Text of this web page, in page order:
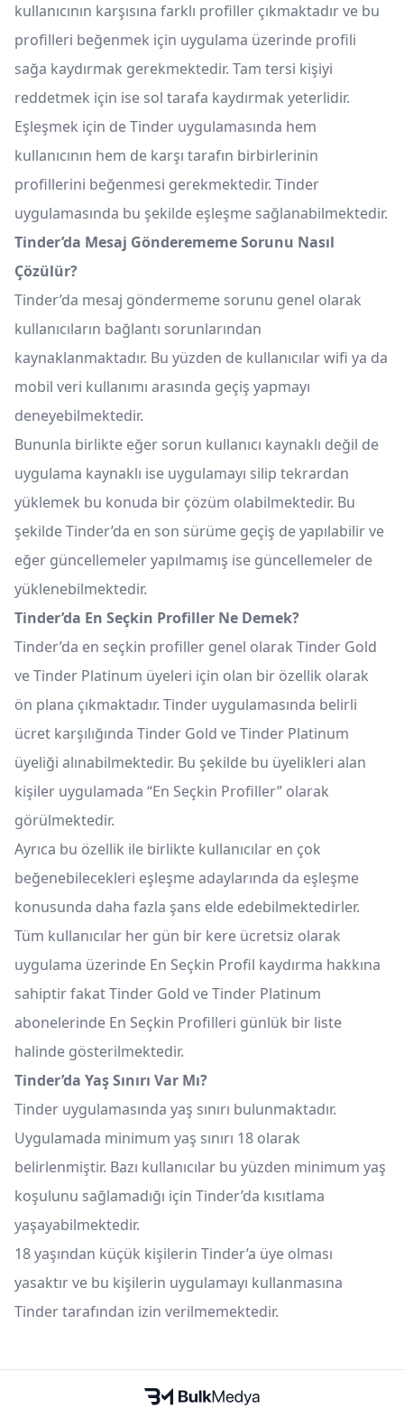
kullanıcının karşısına farklı profiller çıkmaktadır ve bu
profilleri beğenmek için uygulama üzerinde profili
sağa kaydırmak gerekmektedir. Tam tersi kişiyi
reddetmek için ise sol tarafa kaydırmak yeterlidir.
Eşleşmek için de Tinder uygulamasında hem
kullanıcının hem de karşı tarafın birbirlerinin
profillerini beğenmesi gerekmektedir. Tinder
uygulamasında bu şekilde eşleşme sağlanabilmektedir.
Tinder’da Mesaj Gönderememe Sorunu Nasıl
Çözülür?
Tinder’da mesaj göndermeme sorunu genel olarak
kullanıcıların bağlantı sorunlarından
kaynaklanmaktadır. Bu yüzden de kullanıcılar wifi ya da
mobil veri kullanımı arasında geçiş yapmayı
deneyebilmektedir.
Bununla birlikte eğer sorun kullanıcı kaynaklı değil de
uygulama kaynaklı ise uygulamayı silip tekrardan
yüklemek bu konuda bir çözüm olabilmektedir. Bu
şekilde Tinder’da en son sürüme geçiş de yapılabilir ve
eğer güncellemeler yapılmamış ise güncellemeler de
yüklenebilmektedir.
Tinder’da En Seçkin Profiller Ne Demek?
Tinder’da en seçkin profiller genel olarak Tinder Gold
ve Tinder Platinum üyeleri için olan bir özellik olarak
ön plana çıkmaktadır. Tinder uygulamasında belirli
ücret karşılığında Tinder Gold ve Tinder Platinum
üyeliği alınabilmektedir. Bu şekilde bu üyelikleri alan
kişiler uygulamada “En Seçkin Profiller” olarak
görülmektedir.
Ayrıca bu özellik ile birlikte kullanıcılar en çok
beğenebilecekleri eşleşme adaylarında da eşleşme
konusunda daha fazla şans elde edebilmektedirler.
Tüm kullanıcılar her gün bir kere ücretsiz olarak
uygulama üzerinde En Seçkin Profil kaydırma hakkına
sahiptir fakat Tinder Gold ve Tinder Platinum
abonelerinde En Seçkin Profilleri günlük bir liste
halinde gösterilmektedir.
Tinder’da Yaş Sınırı Var Mı?
Tinder uygulamasında yaş sınırı bulunmaktadır.
Uygulamada minimum yaş sınırı 18 olarak
belirlenmiştir. Bazı kullanıcılar bu yüzden minimum yaş
koşulunu sağlamadığı için Tinder’da kısıtlama
yaşayabilmektedir.
18 yaşından küçük kişilerin Tinder’a üye olması
yasaktır ve bu kişilerin uygulamayı kullanmasına
Tinder tarafından izin verilmemektedir.